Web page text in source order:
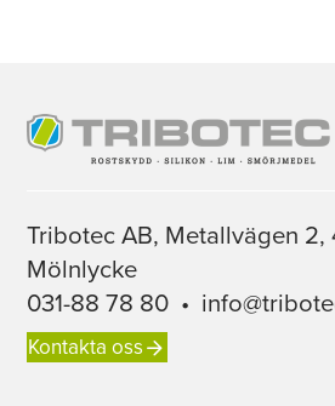
Tribotec AB, Metallvägen 2,
Mölnlycke
031-88 78 80 •
Kontakta oss